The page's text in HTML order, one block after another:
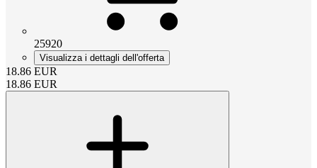
25920
Visualizza i dettagli dell'offerta
18.86 EUR
18.86 EUR